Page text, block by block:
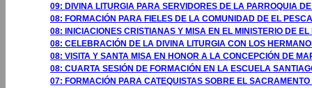
09: DIVINA LITURGIA PARA SERVIDORES DE LA PARROQUIA
08: FORMACIÓN PARA FIELES DE LA COMUNIDAD DE EL
08: INICIACIONES CRISTIANAS Y MISA EN EL MINISTERIO DE
08: CELEBRACIÓN DE LA DIVINA LITURGIA CON LOS
08: VISITA Y SANTA MISA EN HONOR A LA CONCEPCIÓN DE
08: CUARTA SESIÓN DE FORMACIÓN EN LA ESCUELA
07: FORMACIÓN PARA CATEQUISTAS SOBRE EL